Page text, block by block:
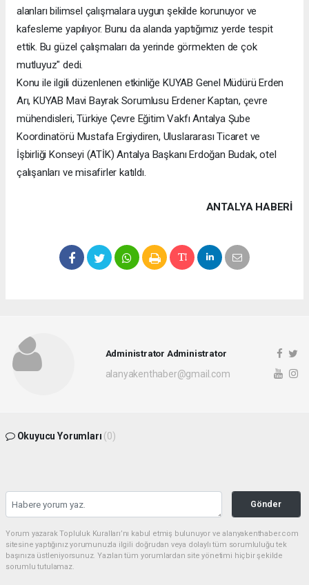
alanları bilimsel çalışmalara uygun şekilde korunuyor ve
kafesleme yapılıyor. Bunu da alanda yaptığımız yerde tespit
ettik. Bu güzel çalışmaları da yerinde görmekten de çok
mutluyuz" dedi.
Konu ile ilgili düzenlenen etkinliğe KUYAB Genel Müdürü Erden
Arı, KUYAB Mavi Bayrak Sorumlusu Erdener Kaptan, çevre
mühendisleri, Türkiye Çevre Eğitim Vakfı Antalya Şube
Koordinatörü Mustafa Ergiydiren, Uluslararası Ticaret ve
İşbirliği Konseyi (ATİK) Antalya Başkanı Erdoğan Budak, otel
çalışanları ve misafirler katıldı.
ANTALYA HABERİ
Administrator Administrator
alanyakenthaber@gmail.com
Okuyucu Yorumları (0)
Gönder
Yorum yazarak Topluluk Kuralları’nı kabul etmiş bulunuyor ve alanyakenthaber.com
sitesine yaptığınız yorumunuzla ilgili doğrudan veya dolaylı tüm sorumluluğu tek
başınıza üstleniyorsunuz. Yazılan tüm yorumlardan site yönetimi hiçbir şekilde
sorumlu tutulamaz.